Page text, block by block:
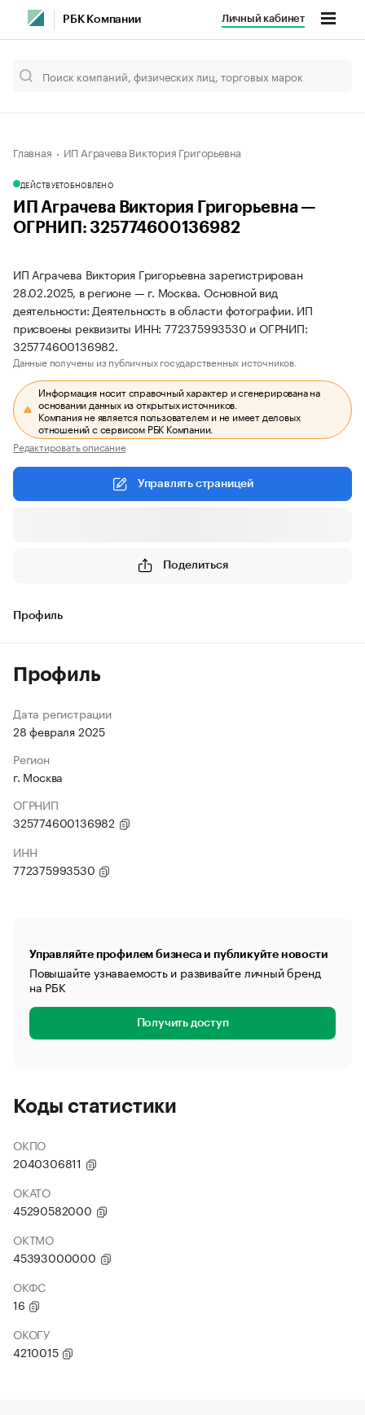
РБК Компании Личный кабинет
Главная ИП Аграчева Виктория Григорьевна
ДЕЙСТВУЕТОБНОВЛЕНО
ИП Аграчева Виктория Григорьевна —
ОГРНИП: 325774600136982
ИП Аграчева Виктория Григорьевна зарегистрирован
28.02.2025, в регионе — г. Москва. Основной вид
деятельности: Деятельность в области фотографии. ИП
присвоены реквизиты ИНН: 772375993530 и ОГРНИП:
325774600136982.
Данные получены из публичных государственных источников.
Информация носит справочный характер и сгенерирована на
основании данных из открытых источников.
Компания не является пользователем и не имеет деловых
отношений с сервисом РБК Компании.
Редактировать описание
Управлять страницей
Поделиться
Профиль
Профиль
Дата регистрации
28 февраля 2025
Регион
г. Москва
ОГРНИП
325774600136982
ИНН
772375993530
Управляйте профилем бизнеса и публикуйте новости
Повышайте узнаваемость и развивайте личный бренд
на РБК
Получить доступ
Коды статистики
ОКПО
2040306811
ОКАТО
45290582000
ОКТМО
45393000000
ОКФС
16
ОКОГУ
4210015